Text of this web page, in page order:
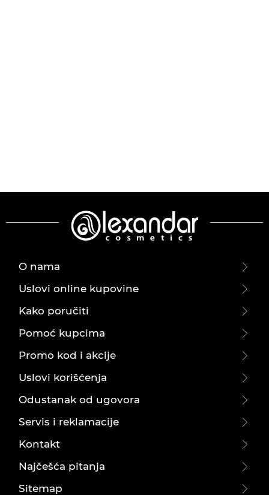
O nama
Uslovi online kupovine
Kako poručiti
Pomoć kupcima
Promo kod i akcije
Uslovi korišćenja
Odustanak od ugovora
Servis i reklamacije
Kontakt
Najčešća pitanja
Sitemap